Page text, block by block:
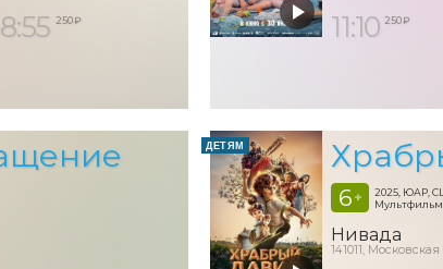
250 ₽ 11:10 250 ₽
ДЕТЯМ
6 +
2025, ЮАР,
Нивада
141011,